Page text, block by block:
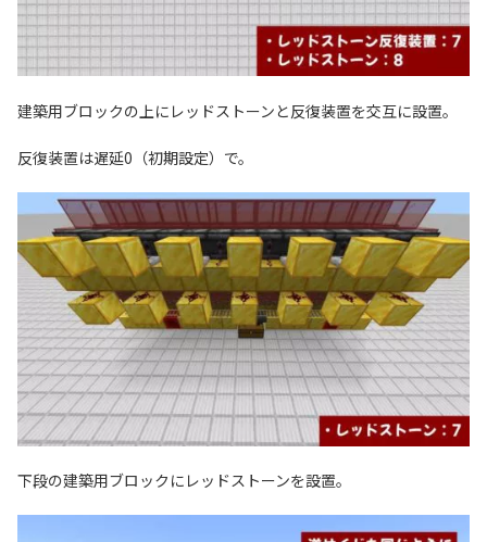
建築用ブロックの上にレッドストーンと反復装置を交互に設置。
反復装置は遅延0（初期設定）で。
下段の建築用ブロックにレッドストーンを設置。